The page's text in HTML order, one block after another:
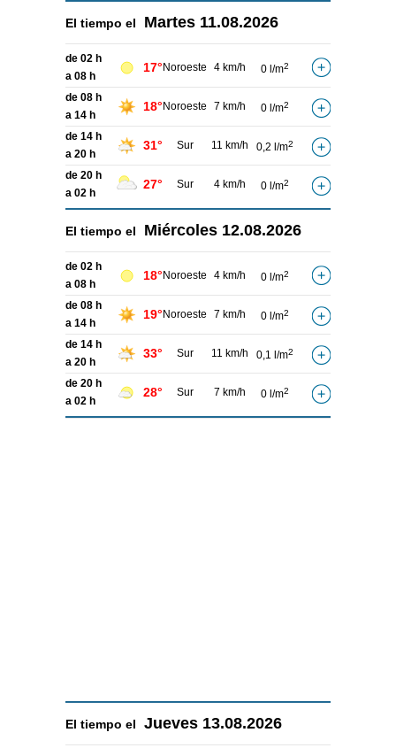
El tiempo el Martes 11.08.2026
de 02 h
a 08 h
17° Noroeste 4 km/h 0 l/m2
de 08 h
a 14 h
18° Noroeste 7 km/h 0 l/m2
de 14 h
a 20 h
31° Sur 11 km/h 0,2 l/m2
de 20 h
a 02 h
27° Sur 4 km/h 0 l/m2
El tiempo el Miércoles 12.08.2026
de 02 h
a 08 h
18° Noroeste 4 km/h 0 l/m2
de 08 h
a 14 h
19° Noroeste 7 km/h 0 l/m2
de 14 h
a 20 h
33° Sur 11 km/h 0,1 l/m2
de 20 h
a 02 h
28° Sur 7 km/h 0 l/m2
El tiempo el Jueves 13.08.2026